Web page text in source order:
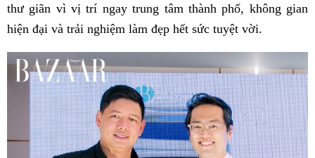
thư giãn vì vị trí ngay trung tâm thành phố, không gian
hiện đại và trải nghiệm làm đẹp hết sức tuyệt vời.